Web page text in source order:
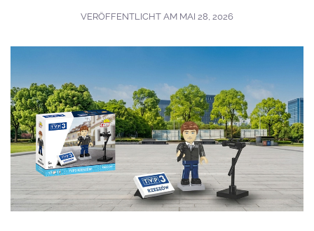
VERÖFFENTLICHT AM MAI 28, 2026